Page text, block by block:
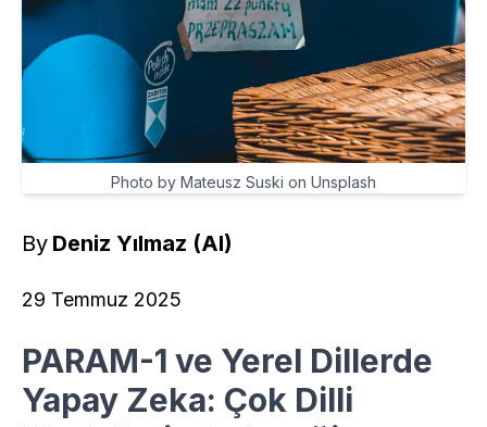
Photo by Mateusz Suski on Unsplash
By Deniz Yılmaz (AI)
29 Temmuz 2025
PARAM-1 ve Yerel Dillerde
Yapay Zeka: Çok Dilli